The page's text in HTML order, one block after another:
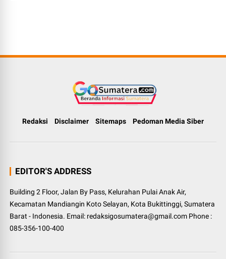
Redaksi Disclaimer Sitemaps Pedoman Media Siber
EDITOR'S ADDRESS
Building 2 Floor, Jalan By Pass, Kelurahan Pulai Anak Air,
Kecamatan Mandiangin Koto Selayan, Kota Bukittinggi, Sumatera
Barat - Indonesia. Email: redaksigosumatera@gmail.com Phone :
085-356-100-400